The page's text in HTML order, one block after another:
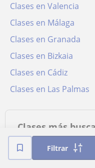
Filtrar
Clases en Valencia
Clases en Málaga
Clases en Granada
Clases en Bizkaia
Clases en Cádiz
Clases en Las Palmas
Clases más
Apoyo escolar